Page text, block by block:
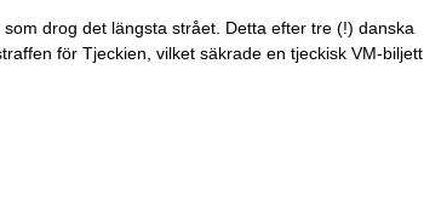
drog det längsta strået. Detta efter tre (!) danska
för Tjeckien, vilket säkrade en tjeckisk VM-biljett